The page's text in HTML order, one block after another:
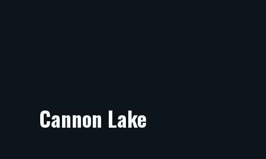
Cannon Lake